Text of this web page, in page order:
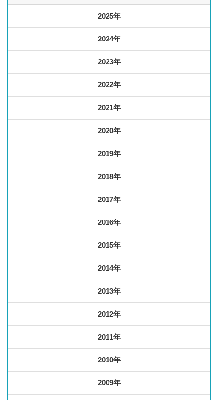
2025年
2024年
2023年
2022年
2021年
2020年
2019年
2018年
2017年
2016年
2015年
2014年
2013年
2012年
2011年
2010年
2009年